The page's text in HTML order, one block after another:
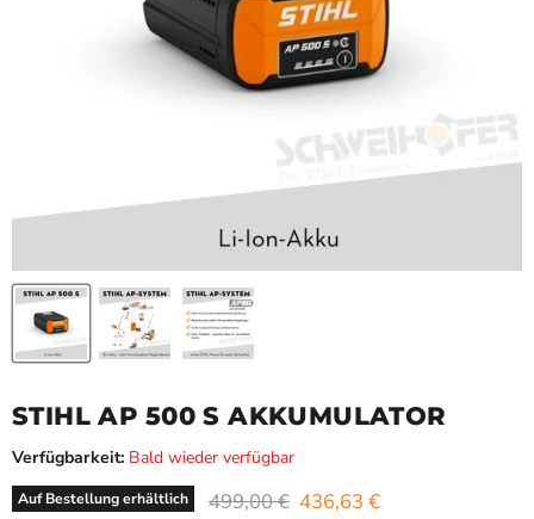
STIHL AP 500 S AKKUMULATOR
Verfügbarkeit: Bald wieder verfügbar
Auf Bestellung erhältlich Ursprünglicher Preis
499,00 € Aktueller Preis
436,63 €